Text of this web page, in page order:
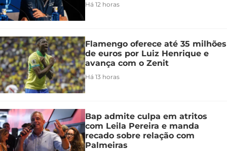
Há 12 horas
Flamengo oferece até 35 milhões
de euros por Luiz Henrique e
avança com o Zenit
Há 13 horas
Bap admite culpa em atritos
com Leila Pereira e manda
recado sobre relação com
Palmeiras